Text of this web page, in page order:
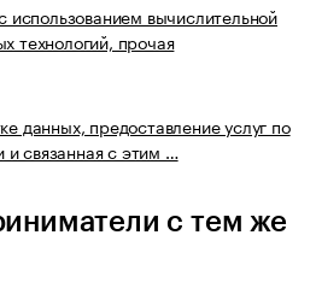
использованием вычислительной
технологий, прочая
данных, предоставление услуг по
связанная с этим …
с тем же